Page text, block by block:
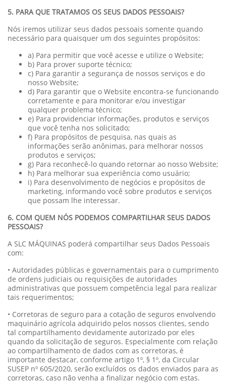
5. PARA QUE TRATAMOS OS SEUS DADOS PESSOAIS?
Nós iremos utilizar seus dados pessoais somente quando
necessário para quaisquer um dos seguintes propósitos:
a) Para permitir que você acesse e utilize o Website;
b) Para prover suporte técnico;
c) Para garantir a segurança de nossos serviços e do
nosso Website;
d) Para garantir que o Website encontra-se funcionando
corretamente e para monitorar e/ou investigar
qualquer problema técnico;
e) Para providenciar informações, produtos e serviços
que você tenha nos solicitado;
f) Para propósitos de pesquisa, nas quais as
informações serão anônimas, para melhorar nossos
produtos e serviços;
g) Para reconhecê-lo quando retornar ao nosso Website;
h) Para melhorar sua experiência como usuário;
i) Para desenvolvimento de negócios e propósitos de
marketing, informando você sobre produtos e serviços
que possam lhe interessar.
6. COM QUEM NÓS PODEMOS COMPARTILHAR SEUS DADOS
PESSOAIS?
A SLC MÁQUINAS poderá compartilhar seus Dados Pessoais
com:
• Autoridades públicas e governamentais para o cumprimento
de ordens judiciais ou requisições de autoridades
administrativas que possuem competência legal para realizar
tais requerimentos;
• Corretoras de seguro para a cotação de seguros envolvendo
maquinário agrícola adquirido pelos nossos clientes, sendo
tal compartilhamento devidamente autorizado por eles
quando da solicitação de seguros. Especialmente com relação
ao compartilhamento de dados com as corretoras, é
importante destacar, conforme artigo 1º, § 1º, da Circular
SUSEP nº 605/2020, serão excluídos os dados enviados para as
corretoras, caso não venha a finalizar negócio com estas.